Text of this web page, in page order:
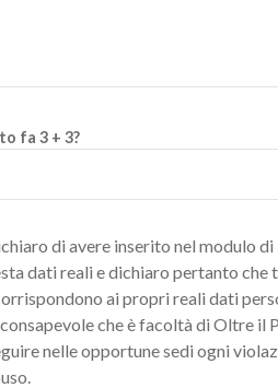
fa 3 + 3?
di avere inserito nel modulo di
dati reali e dichiaro pertanto che
ai propri reali dati
che è facoltà di Oltre il
nelle opportune sedi ogni